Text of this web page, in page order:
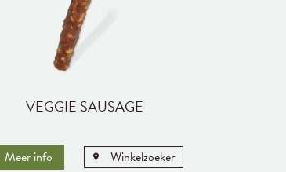
VEGGIE SAUSAGE
Meer info Winkelzoeker